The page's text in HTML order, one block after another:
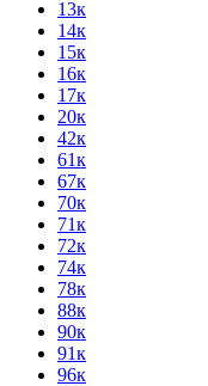
13к
14к
15к
16к
17к
20к
42к
61к
67к
70к
71к
72к
74к
78к
88к
90к
91к
96к